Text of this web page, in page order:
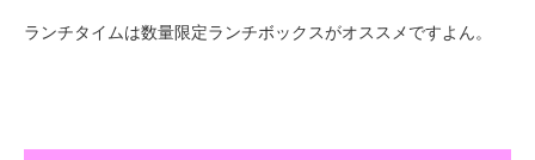
ランチタイムは数量限定ランチボックスがオススメですよん。